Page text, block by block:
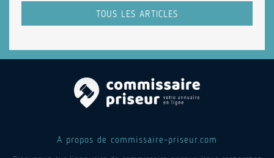
TOUS LES ARTICLES
A propos de commissaire-priseur.com